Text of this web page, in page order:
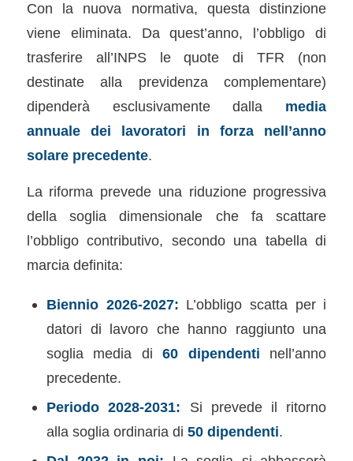
Con la nuova normativa, questa distinzione
viene eliminata. Da quest’anno, l’obbligo di
trasferire all’INPS le quote di TFR (non
destinate alla previdenza complementare)
dipenderà esclusivamente dalla media
annuale dei lavoratori in forza nell’anno
solare precedente.
La riforma prevede una riduzione progressiva
della soglia dimensionale che fa scattare
l’obbligo contributivo, secondo una tabella di
marcia definita:
Biennio 2026-2027: L’obbligo scatta per i
datori di lavoro che hanno raggiunto una
soglia media di60 dipendenti nell’anno
precedente.
Periodo 2028-2031: Si prevede il ritorno
alla soglia ordinaria di 50 dipendenti.